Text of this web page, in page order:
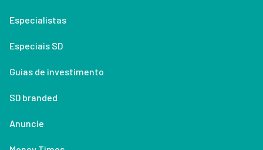
Especialistas
Especiais SD
Guias de investimento
SD branded
Anuncie